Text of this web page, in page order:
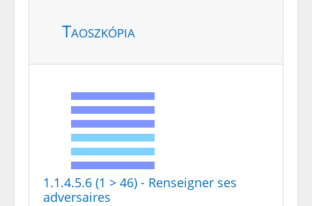
Taoszkópia
1.1.4.5.6 (1 > 46) - Renseigner ses
adversaires